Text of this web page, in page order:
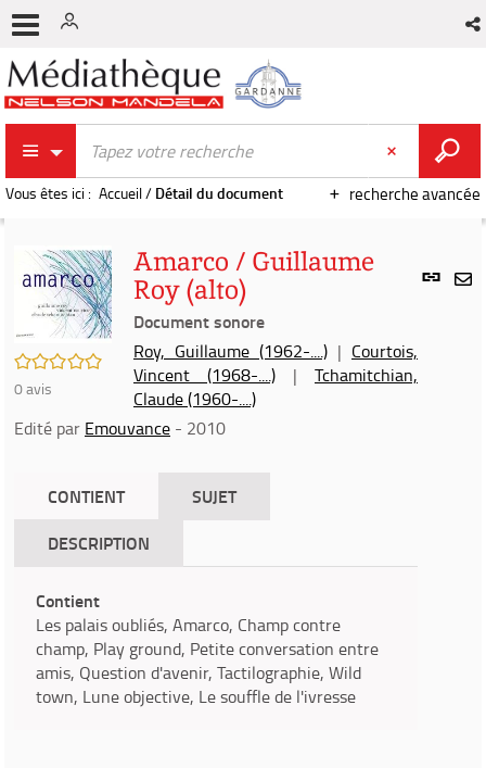
recherche avancée
Vous êtes ici : Accueil/ Détail du document
Lien
/5
0avis
Amarco / Guillaume
Roy (alto)
Document sonore
Roy, Guillaume (1962-....) | Courtois,
Vincent (1968-....) | Tchamitchian,
Claude (1960-....)
Edité par Emouvance - 2010
CONTIENT
SUJET
DESCRIPTION
Contient
Les palais oubliés, Amarco, Champ contre
champ, Play ground, Petite conversation entre
amis, Question d'avenir, Tactilographie, Wild
town, Lune objective, Le souffle de l'ivresse